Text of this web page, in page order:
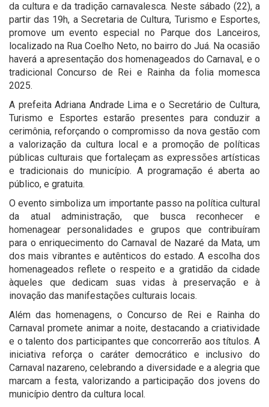
da cultura e da tradição carnavalesca. Neste sábado (22), a
partir das 19h, a Secretaria de Cultura, Turismo e Esportes,
promove um evento especial no Parque dos Lanceiros,
localizado na Rua Coelho Neto, no bairro do Juá. Na ocasião
haverá a apresentação dos homenageados do Carnaval, e o
tradicional Concurso de Rei e Rainha da folia momesca
2025.
A prefeita Adriana Andrade Lima e o Secretário de Cultura,
Turismo e Esportes estarão presentes para conduzir a
cerimônia, reforçando o compromisso da nova gestão com
a valorização da cultura local e a promoção de políticas
públicas culturais que fortaleçam as expressões artísticas
e tradicionais do município. A programação é aberta ao
público, e gratuita.
O evento simboliza um importante passo na política cultural
da atual administração, que busca reconhecer e
homenagear personalidades e grupos que contribuíram
para o enriquecimento do Carnaval de Nazaré da Mata, um
dos mais vibrantes e autênticos do estado. A escolha dos
homenageados reflete o respeito e a gratidão da cidade
àqueles que dedicam suas vidas à preservação e à
inovação das manifestações culturais locais.
Além das homenagens, o Concurso de Rei e Rainha do
Carnaval promete animar a noite, destacando a criatividade
e o talento dos participantes que concorrerão aos títulos. A
iniciativa reforça o caráter democrático e inclusivo do
Carnaval nazareno, celebrando a diversidade e a alegria que
marcam a festa, valorizando a participação dos jovens do
município dentro da cultura local.